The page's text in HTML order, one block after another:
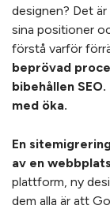
designen? Det
sina positioner
förstå varför
beprövad
bibehållen
med öka.
En
av en webbplats
plattform, ny
dem alla är att